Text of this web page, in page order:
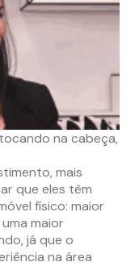
tocando na cabeça,
mais
que eles têm
físico: maior
maior
já que o
na área